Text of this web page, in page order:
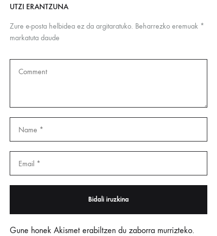
UTZI ERANTZUNA
Zure e-posta helbidea ez da argitaratuko. Beharrezko eremuak *
markatuta daude
Gune honek Akismet erabiltzen du zaborra murrizteko.